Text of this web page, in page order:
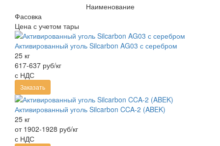
Наименование
Фасовка
Цена с учетом тары
Активированный уголь Silcarbon AG03 с серебром
25 кг
617-637 руб/кг
с НДС
Заказать
Активированный уголь Silcarbon CCA-2 (ABEK)
25 кг
от 1902-1928 руб/кг
с НДС